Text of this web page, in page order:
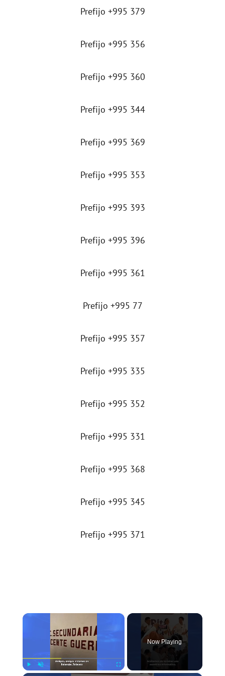
Prefijo +995 379
Prefijo +995 356
Prefijo +995 360
Prefijo +995 344
Prefijo +995 369
Prefijo +995 353
Prefijo +995 393
Prefijo +995 396
Prefijo +995 361
Prefijo +995 77
Prefijo +995 357
Prefijo +995 335
Prefijo +995 352
Prefijo +995 331
Prefijo +995 368
Prefijo +995 345
Prefijo +995 371
×
Now Playing